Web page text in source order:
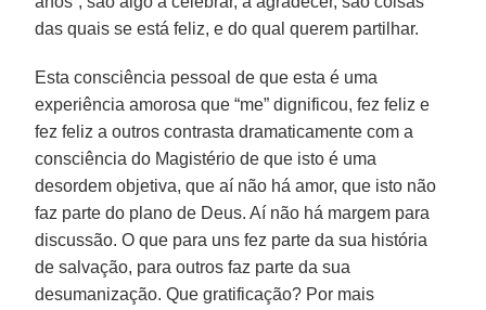
das quais se está feliz, e do qual querem partilhar.
Esta consciência pessoal de que esta é uma
experiência amorosa que “me” dignificou, fez feliz e
fez feliz a outros contrasta dramaticamente com a
consciência do Magistério de que isto é uma
desordem objetiva, que aí não há amor, que isto não
faz parte do plano de Deus. Aí não há margem para
discussão. O que para uns fez parte da sua história
de salvação, para outros faz parte da sua
desumanização. Que gratificação? Por mais